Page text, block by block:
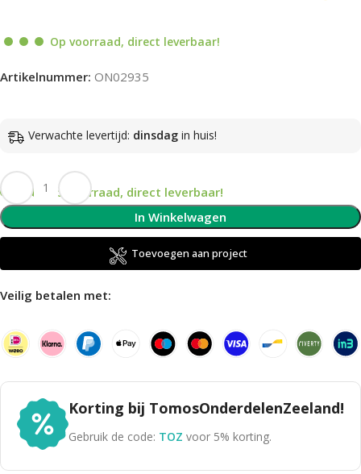
Op voorraad, direct leverbaar!
Artikelnummer: ON02935
Verwachte levertijd: dinsdag in huis!
Op voorraad, direct leverbaar!
In Winkelwagen
Toevoegen aan project
Veilig betalen met:
Korting bij TomosOnderdelenZeeland!
Gebruik de code: TOZ voor 5% korting.